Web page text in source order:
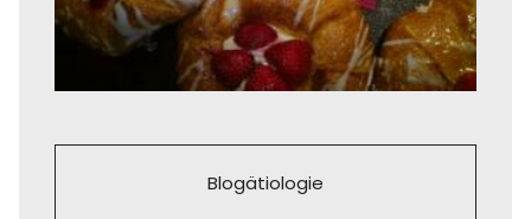
Blogätiologie